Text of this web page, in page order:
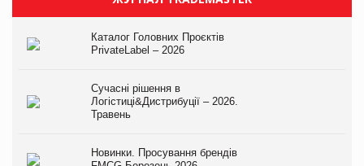
Каталог Головних Проєктів
PrivateLabel – 2026
Сучасні рішення в
Логістиці&Дистрибуції – 2026.
Травень
Новинки. Просування брендів